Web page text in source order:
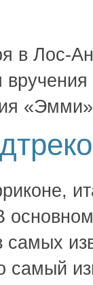
в Лос-
самый